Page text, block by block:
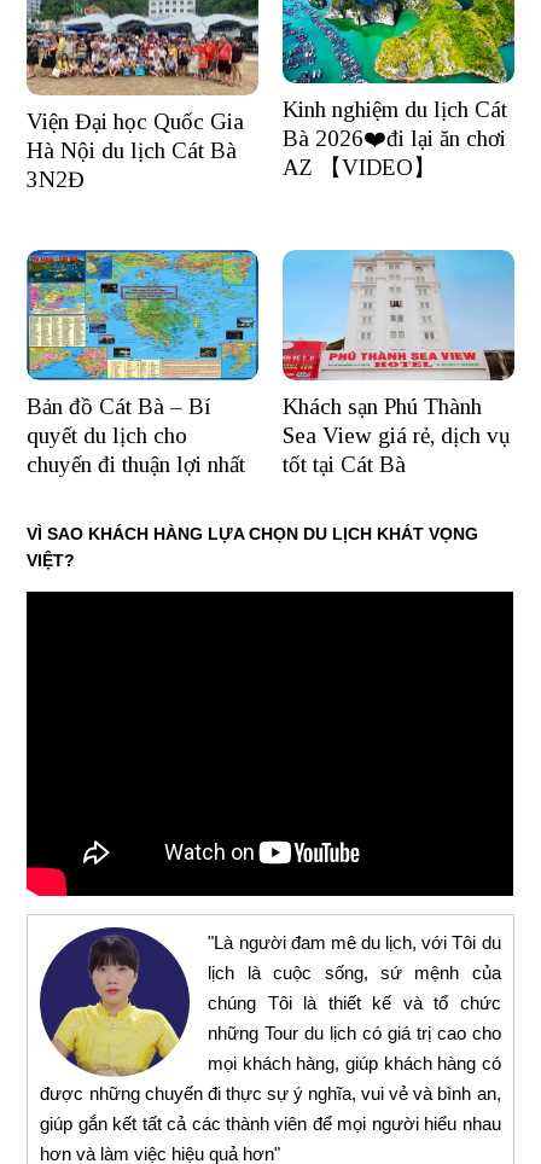
Viện Đại học Quốc Gia
Hà Nội du lịch Cát Bà
3N2Đ
Kinh nghiệm du lịch Cát
Bà 2026❤️đi lại ăn chơi
AZ 【VIDEO】
Bản đồ Cát Bà – Bí
quyết du lịch cho
chuyến đi thuận lợi nhất
Khách sạn Phú Thành
Sea View giá rẻ, dịch vụ
tốt tại Cát Bà
VÌ SAO KHÁCH HÀNG LỰA CHỌN DU LỊCH KHÁT VỌNG
VIỆT?
"Là người đam mê du lịch, với Tôi du
lịch là cuộc sống, sứ mệnh của
chúng Tôi là thiết kế và tổ chức
những Tour du lịch có giá trị cao cho
mọi khách hàng, giúp khách hàng có
được những chuyến đi thực sự ý nghĩa, vui vẻ và bình an,
giúp gắn kết tất cả các thành viên để mọi người hiểu nhau
hơn và làm việc hiệu quả hơn"